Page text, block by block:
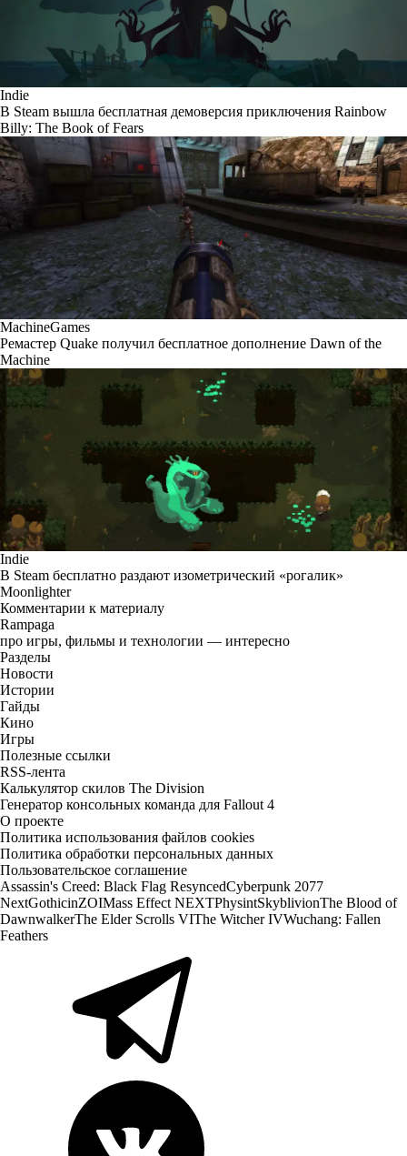
Indie
В Steam вышла бесплатная демоверсия приключения Rainbow
Billy: The Book of Fears
MachineGames
Ремастер Quake получил бесплатное дополнение Dawn of the
Machine
Indie
В Steam бесплатно раздают изометрический «рогалик»
Moonlighter
Комментарии к материалу
Rampaga
про игры, фильмы и технологии — интересно
Разделы
Новости
Истории
Гайды
Кино
Игры
Полезные ссылки
RSS-лента
Калькулятор скилов The Division
Генератор консольных команда для Fallout 4
О проекте
Политика использования файлов cookies
Политика обработки персональных данных
Пользовательское соглашение
Assassin's Creed: Black Flag ResyncedCyberpunk 2077
NextGothicinZOIMass Effect NEXTPhysintSkyblivionThe Blood of
DawnwalkerThe Elder Scrolls VIThe Witcher IVWuchang: Fallen
Feathers